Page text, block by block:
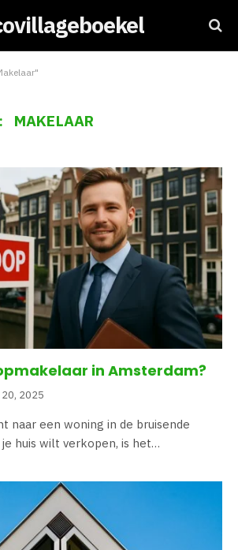
MAKELAAR
in Amsterdam?
2025
naar een woning in de bruisende
huis wilt verkopen, is het…